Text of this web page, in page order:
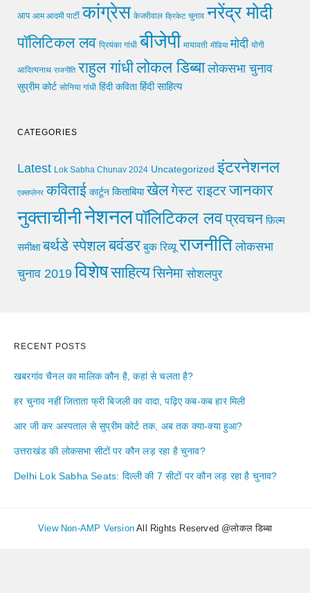
आप आम आदमी पार्टी कांग्रेस केजरीवाल क्रिकेट चुनाव नरेंद्र मोदी
पॉलिटिकल लव प्रियंका गांधी बीजेपी मायावती मीडिया मोदी योगी
आदित्यनाथ राजनीति राहुल गांधीलोकल डिब्बा लोकसभा चुनाव
सुप्रीम कोर्ट सोनिया गांधी हिंदी कविता हिंदी साहित्य
CATEGORIES
Latest Lok Sabha Chunav 2024 Uncategorized इंटरनेशनल
एक्सप्लेनर कविताई कार्टून किताबिया खेलगेस्ट राइटरजानकार
नुक्ताचीनीनेशनलपॉलिटिकल लवप्रवचन फ़िल्म
समीक्षा बर्थडे स्पेशलबवंडर बुक रिव्यू राजनीति लोकसभा
चुनाव 2019 विशेषसाहित्यसिनेमा सोशलपुर
RECENT POSTS
खबरगांव चैनल का मालिक कौन है, कहां से चलता है?
हर चुनाव नहीं जिताता फ्री बिजली का वादा, पढ़िए कब-कब हार मिली
आर जी कर अस्पताल से सुप्रीम कोर्ट तक, अब तक क्या-क्या हुआ?
उत्तराखंड की लोकसभा सीटों पर कौन लड़ रहा है चुनाव?
Delhi Lok Sabha Seats: दिल्ली की 7 सीटों पर कौन लड़ रहा है चुनाव?
View Non-AMP Version All Rights Reserved @लोकल डिब्बा